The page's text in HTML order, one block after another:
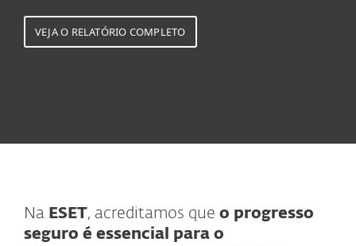
VEJA O RELATÓRIO COMPLETO
Na ESET, acreditamos que o progresso
seguro é essencial para o